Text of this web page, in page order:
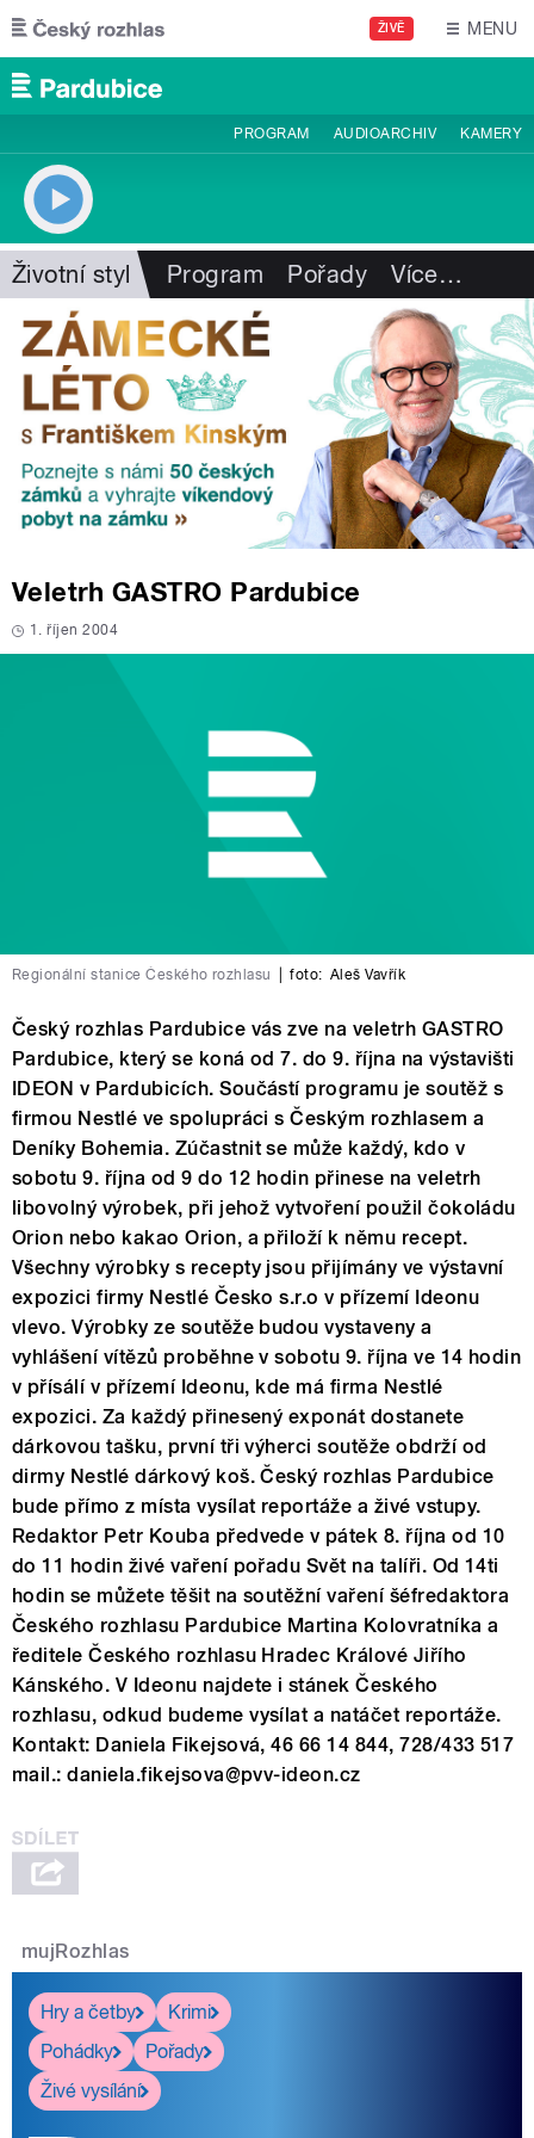
Přejít k hlavnímu obsahu
ŽIVĚ MENU
PROGRAM AUDIOARCHIV KAMERY
Životní styl Program Pořady Více…
Veletrh GASTRO Pardubice
1. říjen 2004
Regionální stanice Českého rozhlasu foto: Aleš Vavřík
Český rozhlas Pardubice vás zve na veletrh GASTRO
Pardubice, který se koná od 7. do 9. října na výstavišti
IDEON v Pardubicích. Součástí programu je soutěž s
firmou Nestlé ve spolupráci s Českým rozhlasem a
Deníky Bohemia. Zúčastnit se může každý, kdo v
sobotu 9. října od 9 do 12 hodin přinese na veletrh
libovolný výrobek, při jehož vytvoření použil čokoládu
Orion nebo kakao Orion, a přiloží k němu recept.
Všechny výrobky s recepty jsou přijímány ve výstavní
expozici firmy Nestlé Česko s.r.o v přízemí Ideonu
vlevo. Výrobky ze soutěže budou vystaveny a
vyhlášení vítězů proběhne v sobotu 9. října ve 14 hodin
v přísálí v přízemí Ideonu, kde má firma Nestlé
expozici. Za každý přinesený exponát dostanete
dárkovou tašku, první tři výherci soutěže obdrží od
dirmy Nestlé dárkový koš. Český rozhlas Pardubice
bude přímo z místa vysílat reportáže a živé vstupy.
Redaktor Petr Kouba předvede v pátek 8. října od 10
do 11 hodin živé vaření pořadu Svět na talíři. Od 14ti
hodin se můžete těšit na soutěžní vaření šéfredaktora
Českého rozhlasu Pardubice Martina Kolovratníka a
ředitele Českého rozhlasu Hradec Králové Jiřího
Kánského. V Ideonu najdete i stánek Českého
rozhlasu, odkud budeme vysílat a natáčet reportáže.
Kontakt: Daniela Fikejsová, 46 66 14 844, 728/433 517
mail.: daniela.fikejsova@pvv-ideon.cz
mujRozhlas
Hry a četby
Krimi
Pohádky
Pořady
Živé vysílání